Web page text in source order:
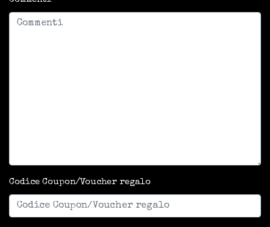
Codice Coupon/Voucher regalo